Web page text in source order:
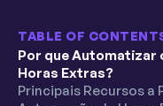
TABLE OF
Por que Automatizar
Horas Extras?
Principais Recursos a